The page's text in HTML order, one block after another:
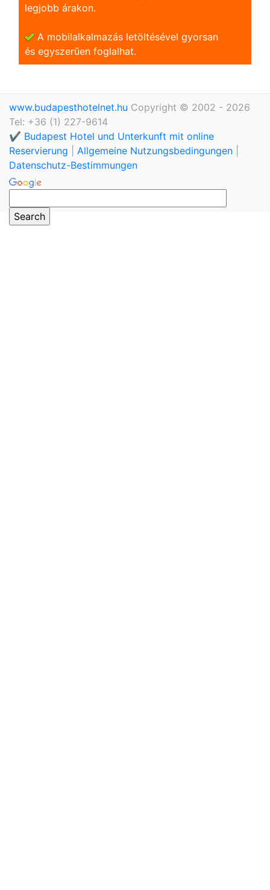
legjobb árakon.
A mobilalkalmazás letöltésével gyorsan
és egyszerũen foglalhat.
www.budapesthotelnet.hu Copyright © 2002 - 2026
Tel: +36 (1) 227-9614
✔️ Budapest Hotel und Unterkunft mit online
Reservierung
Allgemeine Nutzungsbedingungen
Datenschutz-Bestimmungen